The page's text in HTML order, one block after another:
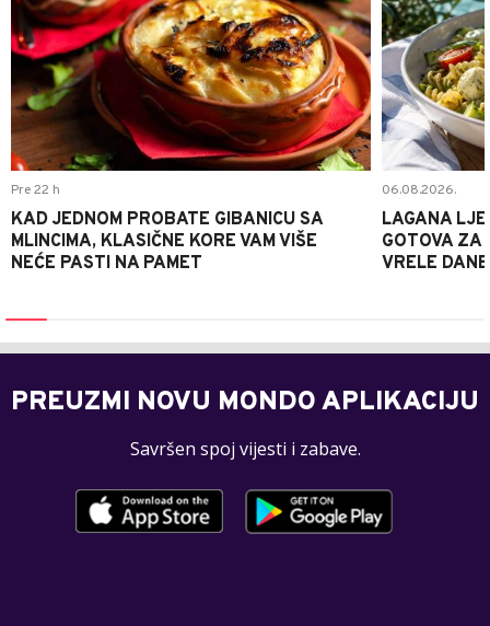
Pre 22 h
KAD JEDNOM PROBATE GIBANICU SA
MLINCIMA, KLASIČNE KORE VAM VIŠE
NEĆE PASTI NA PAMET
06.08.2026.
LAGANA
GOTOVA ZA
VRELE DANE
PREUZMI NOVU MONDO APLIKACIJU
Savršen spoj vijesti i zabave.